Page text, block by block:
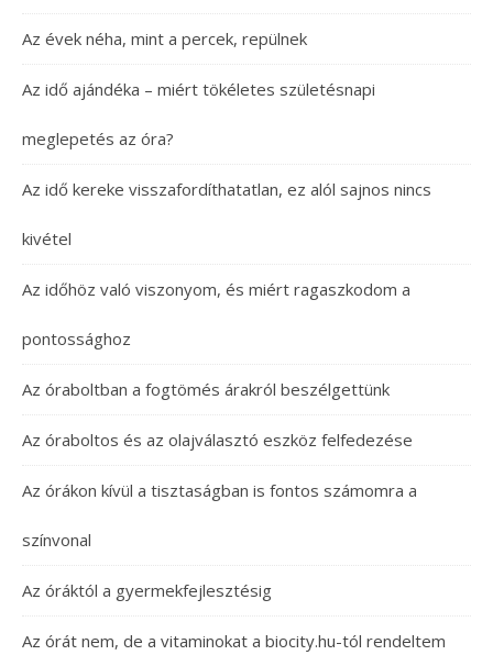
Az évek néha, mint a percek, repülnek
Az idő ajándéka – miért tökéletes születésnapi
meglepetés az óra?
Az idő kereke visszafordíthatatlan, ez alól sajnos nincs
kivétel
Az időhöz való viszonyom, és miért ragaszkodom a
pontossághoz
Az óraboltban a fogtömés árakról beszélgettünk
Az óraboltos és az olajválasztó eszköz felfedezése
Az órákon kívül a tisztaságban is fontos számomra a
színvonal
Az óráktól a gyermekfejlesztésig
Az órát nem, de a vitaminokat a biocity.hu-tól rendeltem